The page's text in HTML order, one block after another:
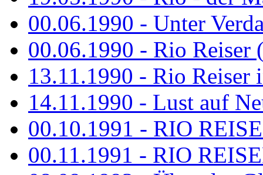
00.06.1990 - Unter
00.06.1990 - Rio Reiser
13.11.1990 - Rio Reiser
14.11.1990 - Lust auf
00.10.1991 - RIO
00.11.1991 - RIO